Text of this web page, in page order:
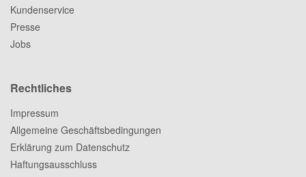
Kundenservice
Presse
Jobs
Rechtliches
Impressum
Allgemeine Geschäftsbedingungen
Erklärung zum Datenschutz
Haftungsausschluss